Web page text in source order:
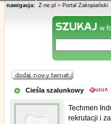
nawigacja: Z-ne.pl » Portal Zakopiański
Cieśla szalunkowy
Techmen
rekrutacji i